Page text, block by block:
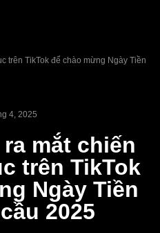
trên TikTok để chào mừng Ngày Tiền
4, 2025
mắt chiến
trên TikTok
Ngày Tiền
2025